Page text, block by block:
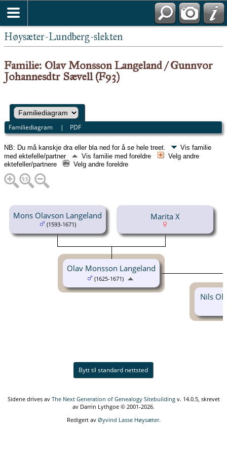
Høysæter-Lundberg-slekten
Familie: Olav Monsson Langeland / Gunnvor
Johannesdtr Sævell (F93)
Familiediagram | PDF
NB: Du må kanskje dra eller bla ned for å se hele treet.
Vis familie
med ektefelle/partner
Vis familie med foreldre
Velg andre
ektefeller/partnere
Velg andre foreldre
Mons Olavson Langeland
(1593-1671)
Marita X
Olav Monsson Langeland
(1625-1671)
Nils
Bytt til standard nettsted
Sidene drives av The Next Generation of Genealogy Sitebuildingv. 14.0.5, skrevet
av Darrin Lythgoe © 2001-2026.
Redigert av Øyvind Lasse Høysæter.